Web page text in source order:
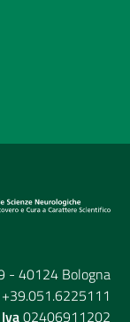
- 40124 Bologna
+39.051.6225111
02406911202